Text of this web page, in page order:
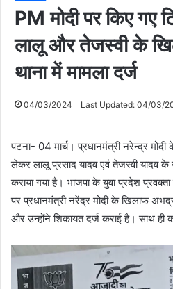
PM मोदी पर किए गए
लालू और तेजस्वी के
थाना में मामला दर्ज
04/03/2024 Last Updated: 04/03/
पटना- 04 मार्च। प्रधानमंत्री नरेन्द्र
लेकर लालू प्रसाद यादव एवं तेजस्वी यादव के
कराया गया है। भाजपा के युवा प्रदेश
पर प्रधानमंत्री नरेंद्र मोदी के खिलाफ
और उन्होंने शिकायत दर्ज कराई है। साथ ही